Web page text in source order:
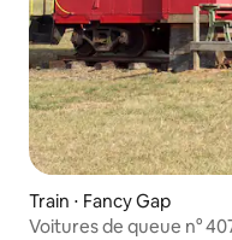
Train ⋅ Fancy Gap
Voitures de queue n°